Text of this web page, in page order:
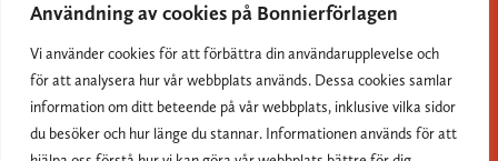
Användning av cookies på Bonnierförlagen
Vi använder cookies för att förbättra din användarupplevelse och
för att analysera hur vår webbplats används. Dessa cookies samlar
information om ditt beteende på vår webbplats, inklusive vilka sidor
du besöker och hur länge du stannar. Informationen används för att
Om Bonnierförlagen
Cookies
Integritetspolicy